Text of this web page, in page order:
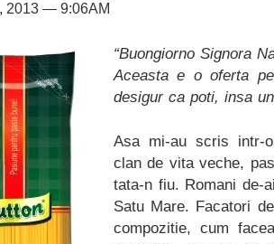
2013 — 9:06AM
“Buongiorno Signora
Aceasta e o oferta
desigur ca poti, insa
Asa mi-au scris intr-
clan de vita veche,
tata-n fiu. Romani de-
Satu Mare. Facatori
compozitie, cum